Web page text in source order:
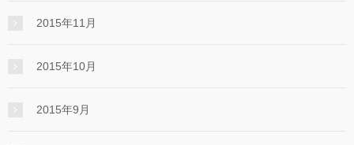
2015年11月
2015年10月
2015年9月